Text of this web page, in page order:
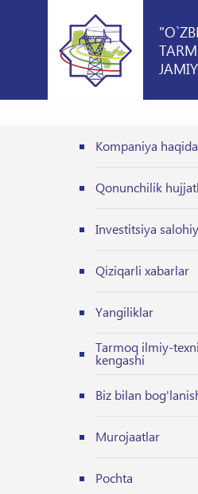
Kompaniya haqida
Qonunchilik
Investitsiya
Qiziqarli xabarlar
Yangiliklar
Tarmoq ilmiy-
kengashi
Biz bilan
Murojaatlar
Pochta